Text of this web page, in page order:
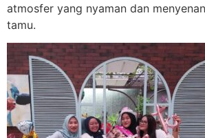
atmosfer yang nyaman dan
tamu.